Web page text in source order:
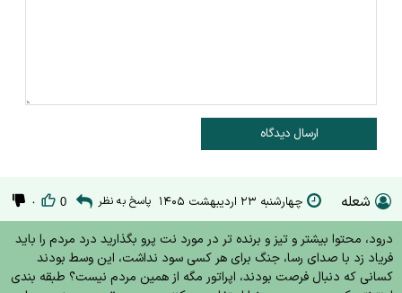
ارسال دیدگاه
شعله چهارشنبه ۲۳ اردیبهشت ۱۴۰۵ پاسخ به نظر 0 ۰
درود، محتوا بیشتر و تیز و برنده تر در مورد نت پرو بگذارید درد مردم را باید
فریاد زد با صدای رسا، جنگ برای هر کسی سود نداشت، این وسط بودند
کسانی که دنبال فرصت بودند، اپراتور مگه از همین مردم نیست؟ طبقه بندی